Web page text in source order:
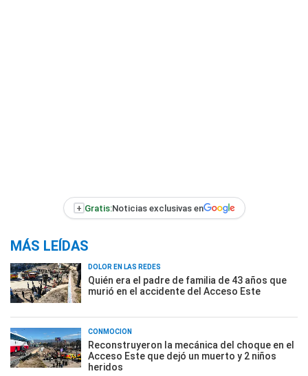
+ Gratis:Noticias exclusivas en
MÁS LEÍDAS
DOLOR EN LAS REDES
Quién era el padre de familia de 43 años que
murió en el accidente del Acceso Este
CONMOCIÓN
Reconstruyeron la mecánica del choque en el
Acceso Este que dejó un muerto y 2 niños
heridos